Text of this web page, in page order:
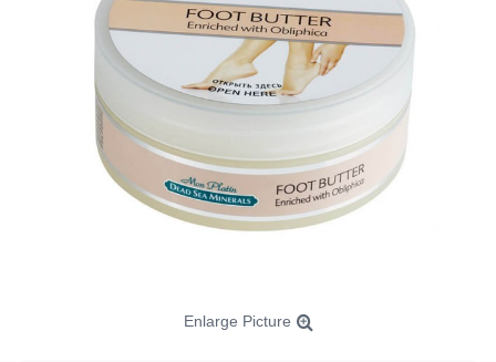
Enlarge Picture